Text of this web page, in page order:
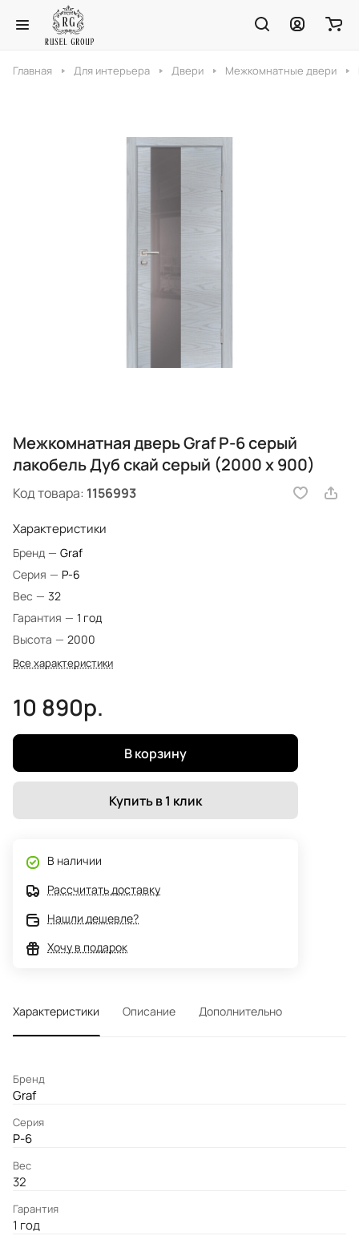
Главная Для интерьера Двери Межкомнатные двери
Межкомнатная дверь Graf P-6 серый
лакобель Дуб скай серый (2000 х 900)
Код товара: 1156993
Характеристики
Бренд — Graf
Серия — P-6
Вес — 32
Гарантия — 1 год
Высота — 2000
Все характеристики
10 890р.
В корзину
Купить в 1 клик
В наличии
Рассчитать доставку
Нашли дешевле?
Хочу в подарок
Характеристики Описание Дополнительно
Бренд
Graf
Серия
P-6
Вес
32
Гарантия
1 год